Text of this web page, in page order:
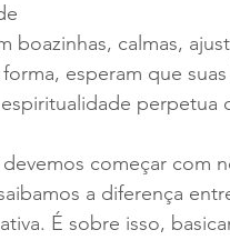
boazinhas, calmas,
esperam que
perpetua
começar com
a diferença
É sobre isso,